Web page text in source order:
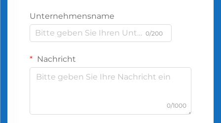
Unternehmensname
0/200
Nachricht
0/1000